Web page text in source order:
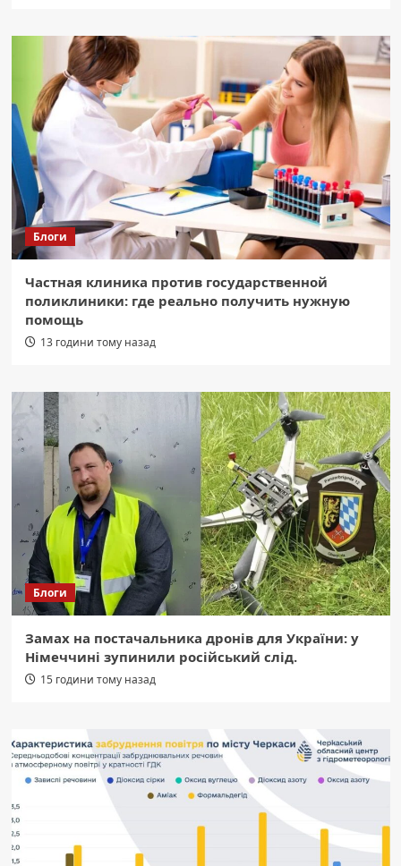
Блоги
Частная клиника против государственной
поликлиники: где реально получить нужную
помощь
13 години тому назад
Блоги
Замах на постачальника дронів для України: у
Німеччині зупинили російський слід.
15 години тому назад